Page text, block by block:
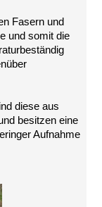
Fasern und
und somit die
diese aus
besitzen eine
Aufnahme